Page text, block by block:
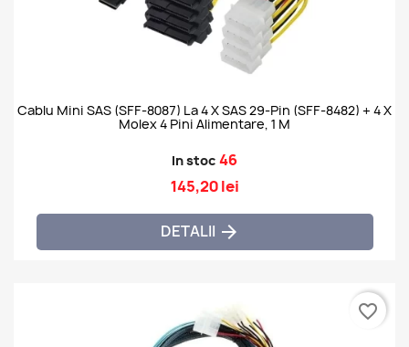
Cablu Mini SAS (SFF-8087) La 4 X SAS 29-Pin (SFF-8482) + 4 X
Molex 4 Pini Alimentare, 1 M
In stoc 46
145,20 lei
DETALII 
favorite_border